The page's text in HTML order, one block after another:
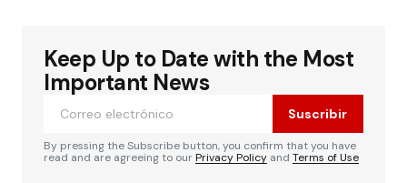
Keep Up to Date with the Most
Important News
Suscribir
By pressing the Subscribe button, you confirm that you have
read and are agreeing to ourPrivacy Policy and Terms of Use